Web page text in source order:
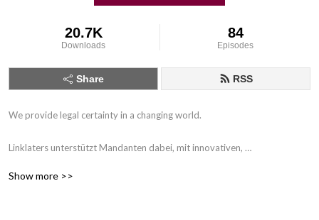
20.7K
Downloads
84
Episodes
Share RSS
We provide legal certainty in a changing world.
Linklaters unterstützt Mandanten dabei, mit innovativen,
jederzeit und an jedem Ort zu verwirklichen. In unseren Podcasts geben
Show more >>